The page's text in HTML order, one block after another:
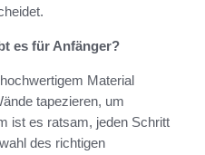
es für Anfänger?
Material
tapezieren, um
ist es ratsam, jeden Schritt
des richtigen